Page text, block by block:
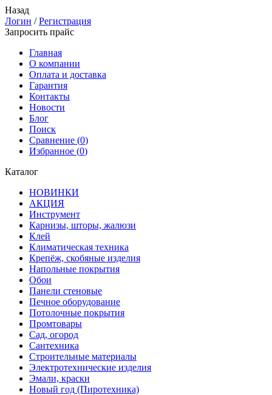
Назад
Логин /Регистрация
Запросить прайс
Главная
О компании
Оплата и доставка
Гарантия
Контакты
Новости
Блог
Поиск
Сравнение (0)
Избранное (0)
Каталог
НОВИНКИ
АКЦИЯ
Инструмент
Карнизы, шторы, жалюзи
Клей
Климатическая техника
Крепёж, скобяные изделия
Напольные покрытия
Обои
Панели стеновые
Печное оборудование
Потолочные покрытия
Промтовары
Сад, огород
Сантехника
Строительные материалы
Электротехнические изделия
Эмали, краски
Новый год (Пиротехника)